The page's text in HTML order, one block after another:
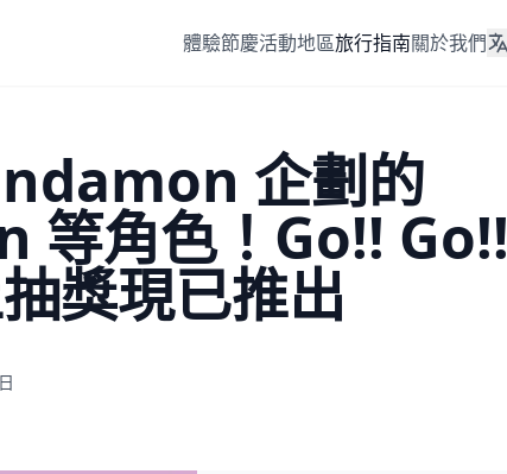
體驗節慶活動地區旅行指南關於我們
企劃的
角色！Go!! Go!!
獎現已推出